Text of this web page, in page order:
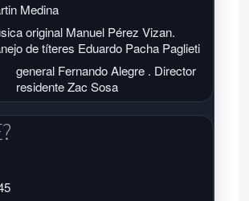
Medina
original Manuel Pérez Vizan.
de títeres Eduardo Pacha Paglieti
general Fernando Alegre . Director
residente Zac Sosa